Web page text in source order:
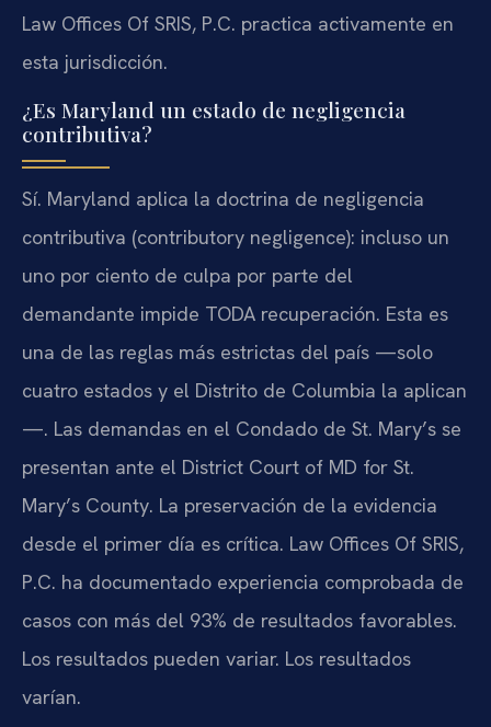
Law Offices Of SRIS, P.C. practica activamente en
esta jurisdicción.
¿Es Maryland un estado de negligencia
contributiva?
Sí. Maryland aplica la doctrina de negligencia
contributiva (contributory negligence): incluso un
uno por ciento de culpa por parte del
demandante impide TODA recuperación. Esta es
una de las reglas más estrictas del país —solo
cuatro estados y el Distrito de Columbia la aplican
—. Las demandas en el Condado de St. Mary’s se
presentan ante el District Court of MD for St.
Mary’s County. La preservación de la evidencia
desde el primer día es crítica. Law Offices Of SRIS,
P.C. ha documentado experiencia comprobada de
casos con más del 93% de resultados favorables.
Los resultados pueden variar. Los resultados
varían.